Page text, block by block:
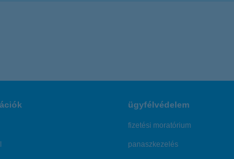
ügyfélvédelem
fizetési moratórium
panaszkezelés